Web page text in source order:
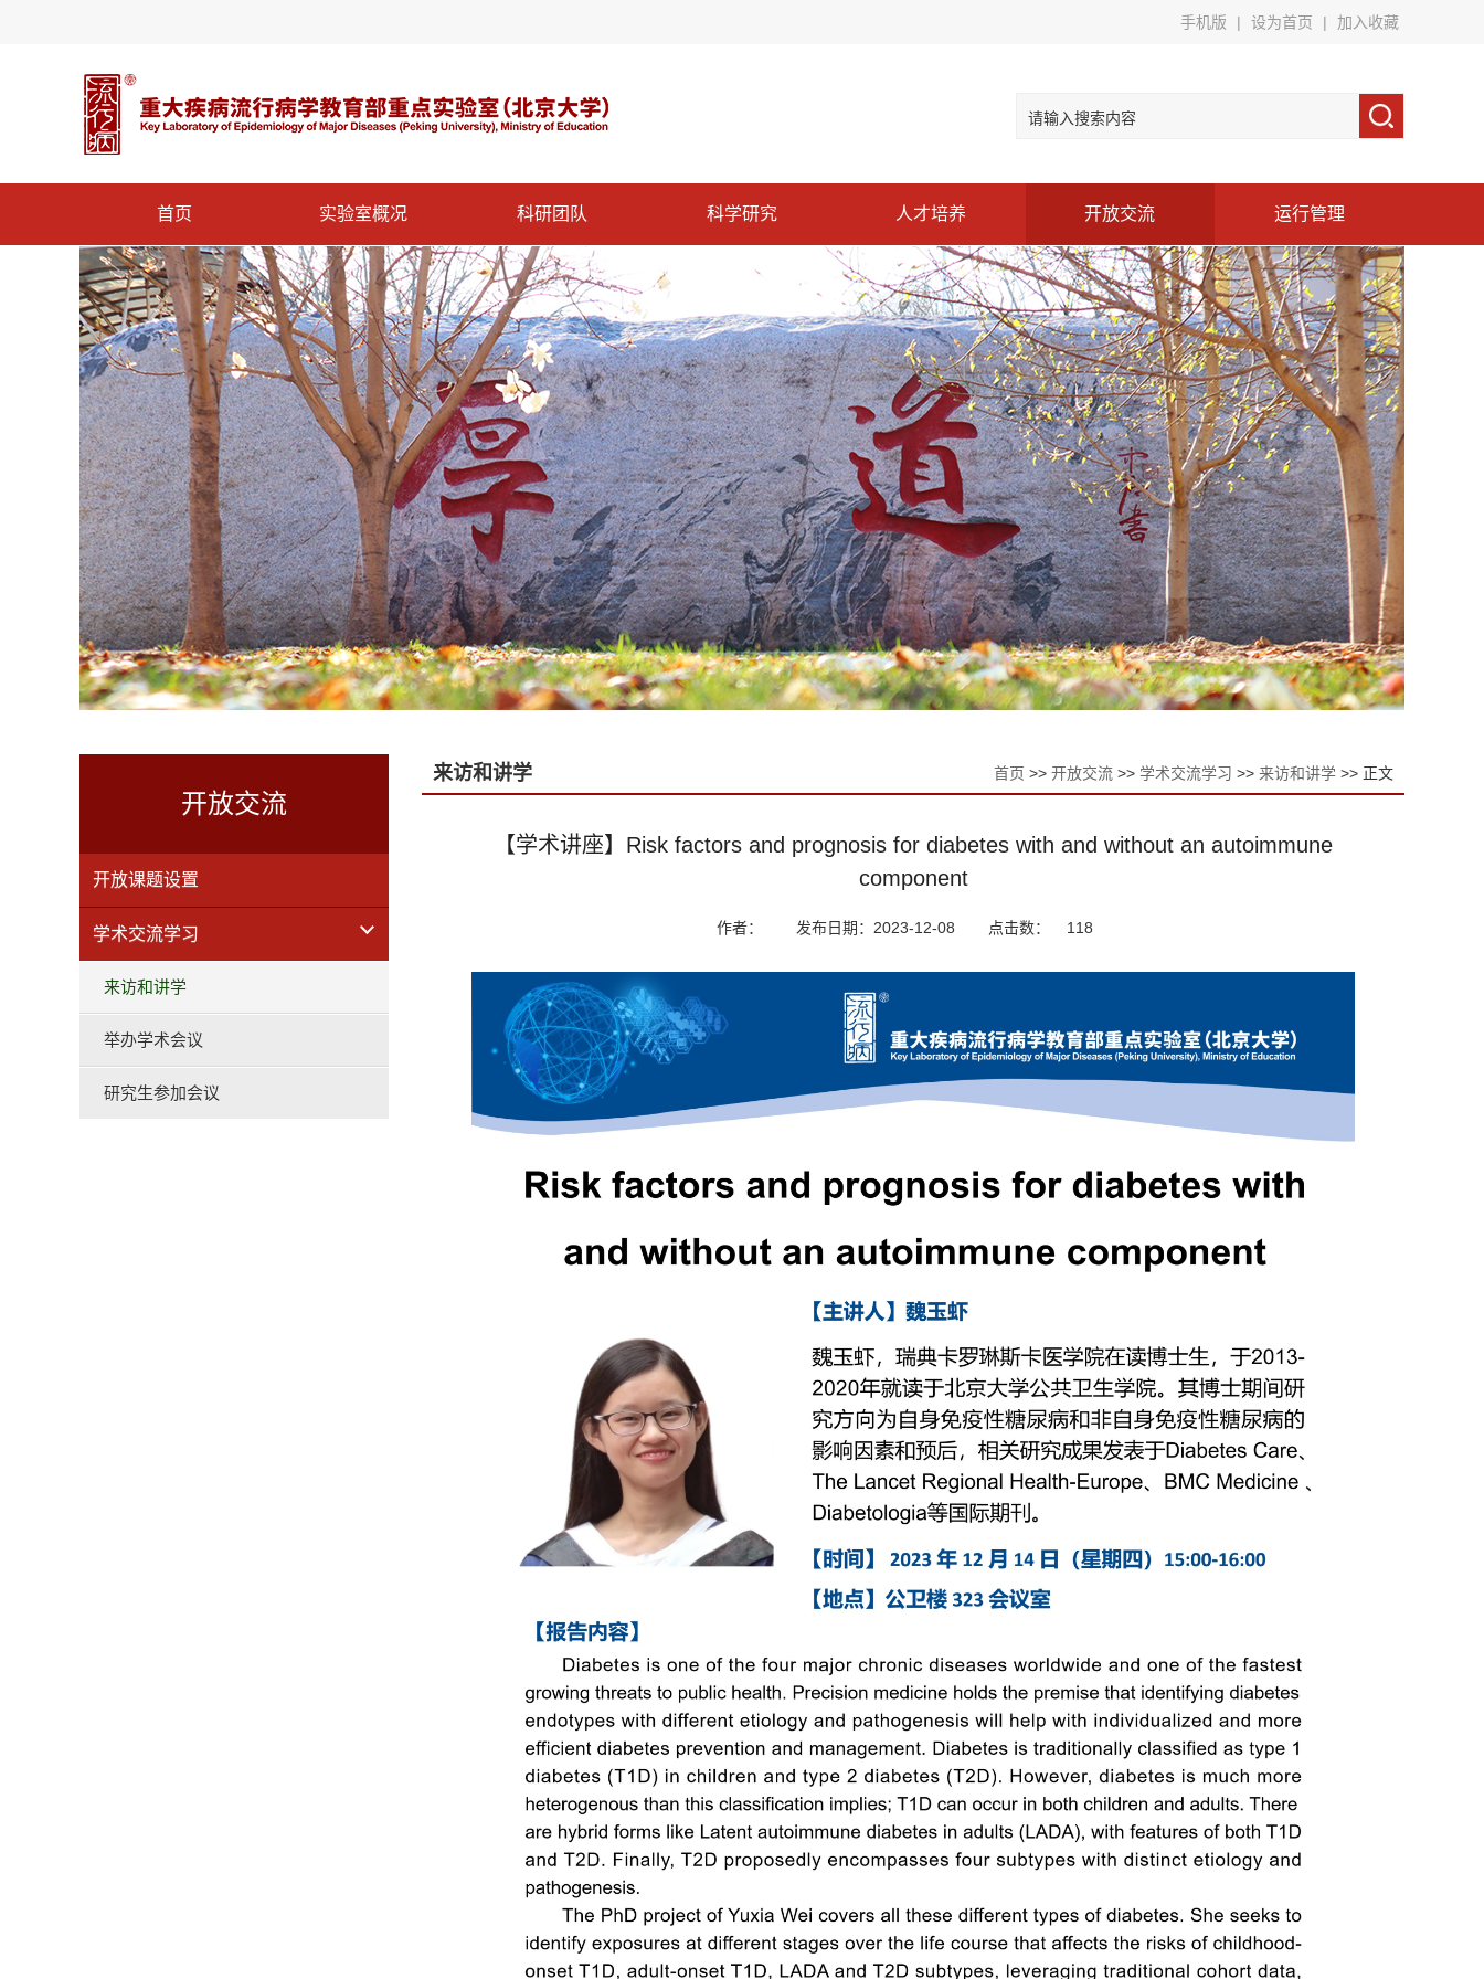
手机版 | 设为首页 | 加入收藏
首页 实验室概况 科研团队 科学研究 人才培养 开放交流 运行管理
开放交流
开放课题设置
学术交流学习
来访和讲学
举办学术会议
研究生参加会议
来访和讲学 首页 >> 开放交流 >> 学术交流学习 >> 来访和讲学 >> 正文
【学术讲座】Risk factors and prognosis for diabetes with and without an autoimmune
component
作者： 发布日期：2023-12-08 点击数： 118